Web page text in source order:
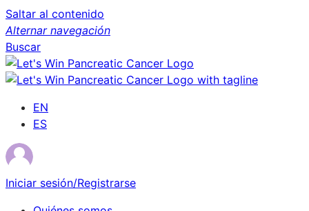
Saltar al contenido
Alternar navegación
Buscar
EN
ES
Iniciar sesión/Registrarse